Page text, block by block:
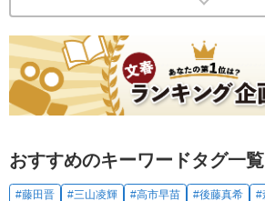
おすすめのキーワードタグ一覧
#藤田晋 #三山凌輝 #高市早苗 #後藤真希 #